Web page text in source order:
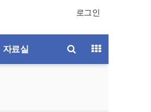
로그인
자료실